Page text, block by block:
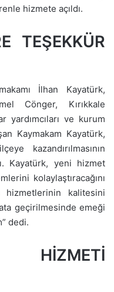
hizmete açıldı.
TEŞEKKÜR
İlhan Kayatürk,
Cönger, Kırıkkale
yardımcıları ve kurum
Kaymakam Kayatürk,
kazandırılmasının
Kayatürk, yeni hizmet
kolaylaştıracağını
kalitesini
geçirilmesinde emeği
dedi.
HİZMETİ